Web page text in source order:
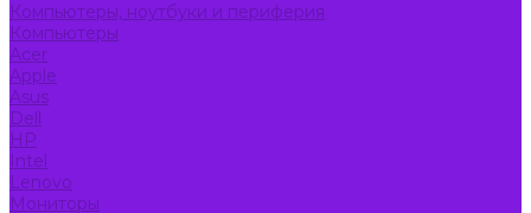
Компьютеры, ноутбуки и периферия
Компьютеры
Acer
Apple
Asus
Dell
HP
Intel
Lenovo
Мониторы